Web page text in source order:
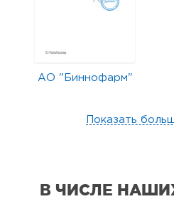
АО "Биннофарм"
Показать
В ЧИСЛЕ